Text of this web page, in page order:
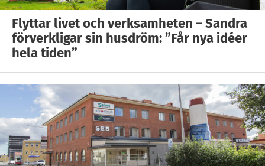
Flyttar livet och verksamheten – Sandra
förverkligar sin husdröm: ”Får nya idéer
hela tiden”